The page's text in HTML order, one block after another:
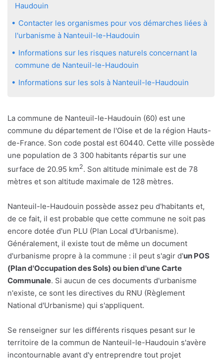
Haudouin
Contacter les organismes pour vos démarches liées à
l'urbanisme à Nanteuil-le-Haudouin
Informations sur les risques naturels concernant la
commune de Nanteuil-le-Haudouin
Informations sur les sols à Nanteuil-le-Haudouin
La commune de Nanteuil-le-Haudouin (60) est une
commune du département de l'Oise et de la région Hauts-
de-France. Son code postal est 60440. Cette ville possède
une population de 3 300 habitants répartis sur une
surface de 20.95 km2. Son altitude minimale est de 78
mètres et son altitude maximale de 128 mètres.
Nanteuil-le-Haudouin possède assez peu d'habitants et,
de ce fait, il est probable que cette commune ne soit pas
encore dotée d'un PLU (Plan Local d'Urbanisme).
Généralement, il existe tout de même un document
d'urbanisme propre à la commune : il peut s'agir d'un POS
(Plan d'Occupation des Sols) ou bien d'une Carte
Communale. Si aucun de ces documents d'urbanisme
n'existe, ce sont les directives du RNU (Règlement
National d'Urbanisme) qui s'appliquent.
Se renseigner sur les différents risques pesant sur le
territoire de la commun de Nanteuil-le-Haudouin s'avère
incontournable avant d'y entreprendre tout projet